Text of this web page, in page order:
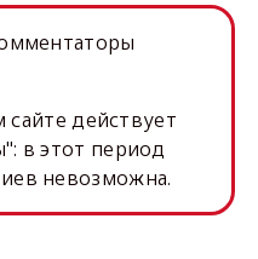
сайте действует
в этот период
невозможна.